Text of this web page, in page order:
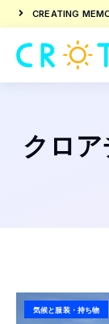
CREATING
クロ
気候と服装・持ち物